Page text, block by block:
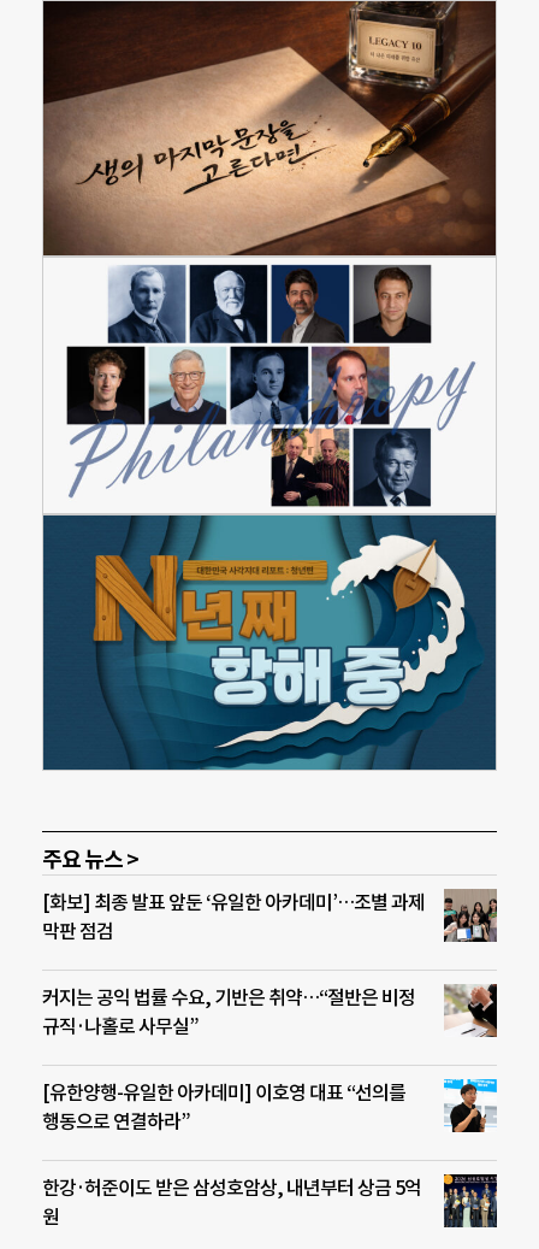
주요 뉴스 >
[화보] 최종 발표 앞둔 ‘유일한 아카데미’…조별 과제
막판 점검
커지는 공익 법률 수요, 기반은 취약…“절반은 비정
규직·나홀로 사무실”
[유한양행-유일한 아카데미] 이호영 대표 “선의를
행동으로 연결하라”
한강·허준이도 받은 삼성호암상, 내년부터 상금 5억
원